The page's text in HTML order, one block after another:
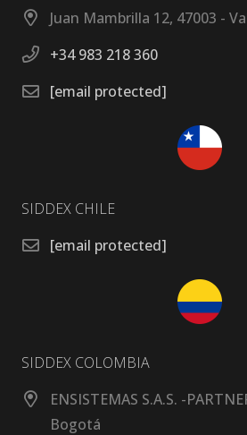
Juan Mambrilla 12, 47003 -
+34 983 218 360
[email protected]
SIDDEX CHILE
[email protected]
SIDDEX COLOMBIA
ENSISTEMAS S.A.S. -
Bogotá